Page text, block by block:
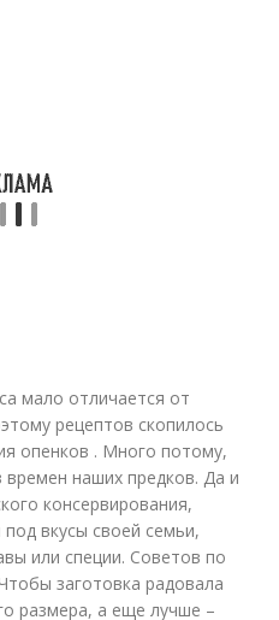
мало отличается от
рецептов скопилось
опенков . Много потому,
времен наших предков. Да и
консервирования,
вкусы своей семьи,
или специи. Советов по
заготовка радовала
размера, а еще лучше –